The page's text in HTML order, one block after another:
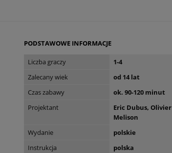
PODSTAWOWE INFORMACJE
Liczba graczy
1-4
Zalecany wiek
od 14 lat
Czas zabawy
ok. 90-120 minut
Projektant
Eric Dubus, Olivier
Melison
Wydanie
polskie
Instrukcja
polska